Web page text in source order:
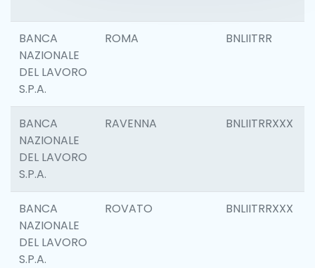
BANCA
NAZIONALE
DEL LAVORO
S.P.A.
ROMA BNLIITRR
BANCA
NAZIONALE
DEL LAVORO
S.P.A.
RAVENNA BNLIITRRXXX
BANCA
NAZIONALE
DEL LAVORO
S.P.A.
ROVATO BNLIITRRXXX